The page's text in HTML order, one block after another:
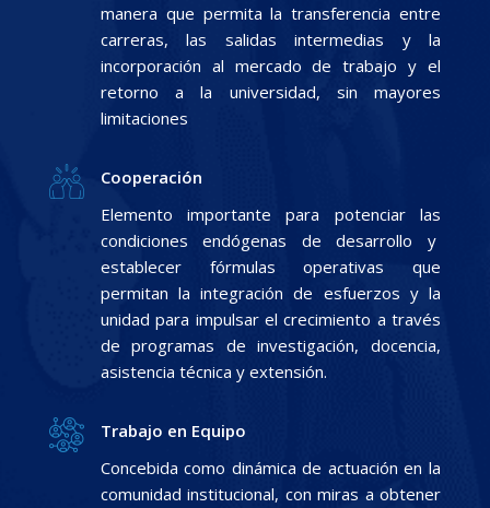
manera que permita la transferencia entre
carreras, las salidas intermedias y la
incorporación al mercado de trabajo y el
retorno a la universidad, sin mayores
limitaciones
Cooperación
Elemento importante para potenciar las
condiciones endógenas de desarrollo y
establecer fórmulas operativas que
permitan la integración de esfuerzos y la
unidad para impulsar el crecimiento a través
de programas de investigación, docencia,
asistencia técnica y extensión.
Trabajo en Equipo
Concebida como dinámica de actuación en la
comunidad institucional, con miras a obtener